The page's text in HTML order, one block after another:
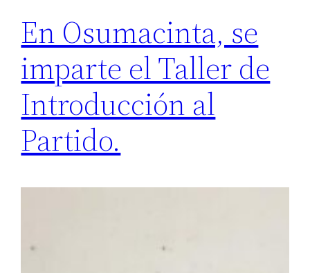
En Osumacinta, se
imparte el Taller de
Introducción al
Partido.